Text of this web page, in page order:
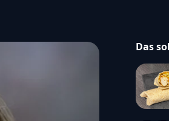
Das